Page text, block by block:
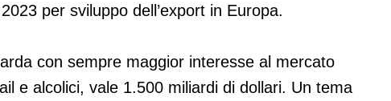
per sviluppo dell’export in Europa.
con sempre maggior interesse al mercato
e alcolici, vale 1.500 miliardi di dollari. Un tema